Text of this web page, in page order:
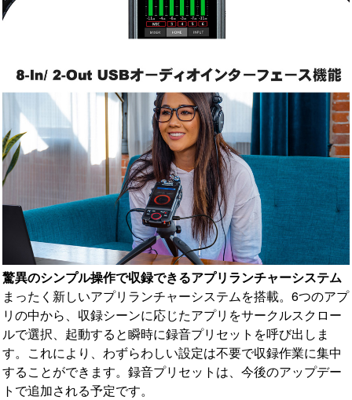
驚異のシンプル操作で収録できるアプリランチャーシステム
まったく新しいアプリランチャーシステムを搭載。6つのアプ
リの中から、収録シーンに応じたアプリをサークルスクロー
ルで選択、起動すると瞬時に録音プリセットを呼び出しま
す。これにより、わずらわしい設定は不要で収録作業に集中
することができます。録音プリセットは、今後のアップデー
トで追加される予定です。